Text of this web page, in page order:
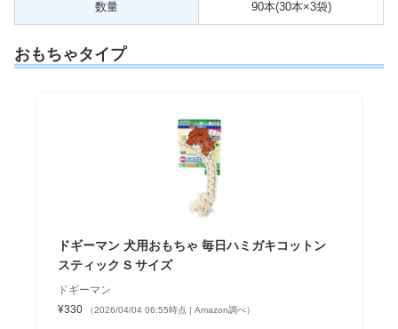
数量 90本(30本×3袋)
おもちゃタイプ
ドギーマン 犬用おもちゃ 毎日ハミガキコットン
スティック S サイズ
ドギーマン
¥330
（2026/04/04 06:55時点 | Amazon調べ）